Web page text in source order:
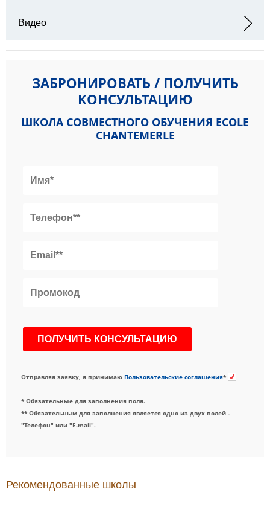
Видео
ЗАБРОНИРОВАТЬ / ПОЛУЧИТЬ
КОНСУЛЬТАЦИЮ
ШКОЛА СОВМЕСТНОГО ОБУЧЕНИЯ ECOLE
CHANTEMERLE
Отправляя заявку, я принимаю Пользовательские соглашения*
* Обязательные для заполнения поля.
** Обязательным для заполнения является одно из двух полей -
"Телефон" или "E-mail".
Рекомендованные школы